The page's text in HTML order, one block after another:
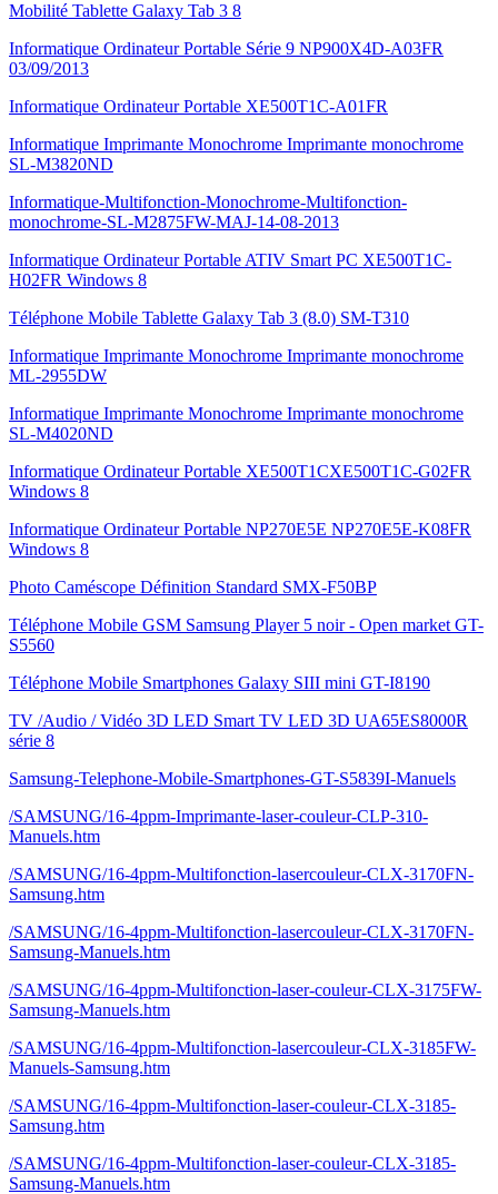
Mobilité Tablette Galaxy Tab 3 8
Informatique Ordinateur Portable Série 9 NP900X4D-A03FR
03/09/2013
Informatique Ordinateur Portable XE500T1C-A01FR
Informatique Imprimante Monochrome Imprimante monochrome
SL-M3820ND
Informatique-Multifonction-Monochrome-Multifonction-
monochrome-SL-M2875FW-MAJ-14-08-2013
Informatique Ordinateur Portable ATIV Smart PC XE500T1C-
H02FR Windows 8
Téléphone Mobile Tablette Galaxy Tab 3 (8.0) SM-T310
Informatique Imprimante Monochrome Imprimante monochrome
ML-2955DW
Informatique Imprimante Monochrome Imprimante monochrome
SL-M4020ND
Informatique Ordinateur Portable XE500T1CXE500T1C-G02FR
Windows 8
Informatique Ordinateur Portable NP270E5E NP270E5E-K08FR
Windows 8
Photo Caméscope Définition Standard SMX-F50BP
Téléphone Mobile GSM Samsung Player 5 noir - Open market GT-
S5560
Téléphone Mobile Smartphones Galaxy SIII mini GT-I8190
TV /Audio / Vidéo 3D LED Smart TV LED 3D UA65ES8000R
série 8
Samsung-Telephone-Mobile-Smartphones-GT-S5839I-Manuels
/SAMSUNG/16-4ppm-Imprimante-laser-couleur-CLP-310-
Manuels.htm
/SAMSUNG/16-4ppm-Multifonction-lasercouleur-CLX-3170FN-
Samsung.htm
/SAMSUNG/16-4ppm-Multifonction-lasercouleur-CLX-3170FN-
Samsung-Manuels.htm
/SAMSUNG/16-4ppm-Multifonction-laser-couleur-CLX-3175FW-
Samsung-Manuels.htm
/SAMSUNG/16-4ppm-Multifonction-lasercouleur-CLX-3185FW-
Manuels-Samsung.htm
/SAMSUNG/16-4ppm-Multifonction-laser-couleur-CLX-3185-
Samsung.htm
/SAMSUNG/16-4ppm-Multifonction-laser-couleur-CLX-3185-
Samsung-Manuels.htm